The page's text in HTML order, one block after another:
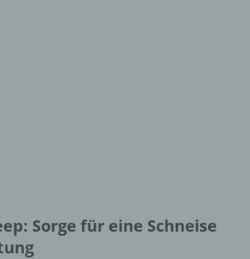
Sorge für eine Schneise